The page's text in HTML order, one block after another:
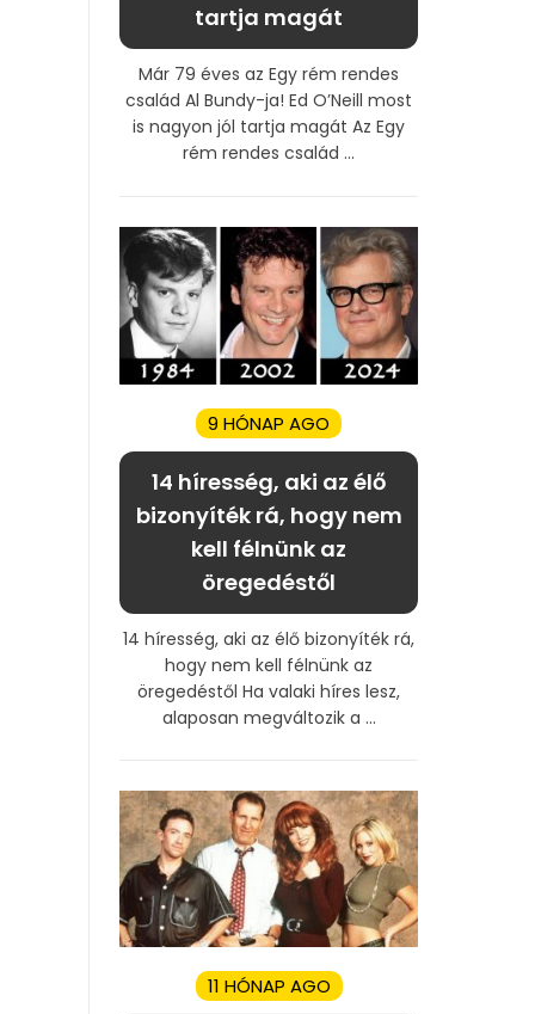
tartja magát
Már 79 éves az Egy rém rendes
család Al Bundy-ja! Ed O’Neill most
is nagyon jól tartja magát Az Egy
rém rendes család ...
9 HÓNAP AGO
14 híresség, aki az élő
bizonyíték rá, hogy nem
kell félnünk az
öregedéstől
14 híresség, aki az élő bizonyíték rá,
hogy nem kell félnünk az
öregedéstől Ha valaki híres lesz,
alaposan megváltozik a ...
11 HÓNAP AGO